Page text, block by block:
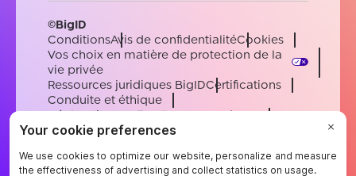
©BigID
ConditionsAvis de confidentialitéCookies
Vos choix en matière de protection de la
vie privée
Ressources juridiques BigIDCertifications
Conduite et éthique
Déclaration sur l'esclavage moderne
Sous-processeursSoutien
EnglishGermanFrenchSpanishPortuguese